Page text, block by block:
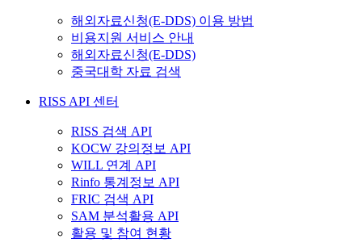
해외자료신청(E-DDS) 이용 방법
비용지원 서비스 안내
해외자료신청(E-DDS)
중국대학 자료 검색
RISS API 센터
RISS 검색 API
KOCW 강의정보 API
WILL 연계 API
Rinfo 통계정보 API
FRIC 검색 API
SAM 분석활용 API
활용 및 참여 현황